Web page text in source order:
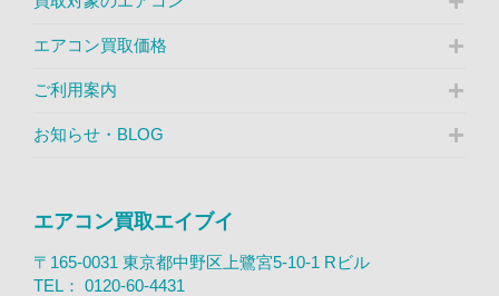
エアコン買取価格
ご利用案内
お知らせ・BLOG
エアコン買取エイブイ
〒165-0031 東京都中野区上鷺宮5-10-1 Rビル
TEL： 0120-60-4431